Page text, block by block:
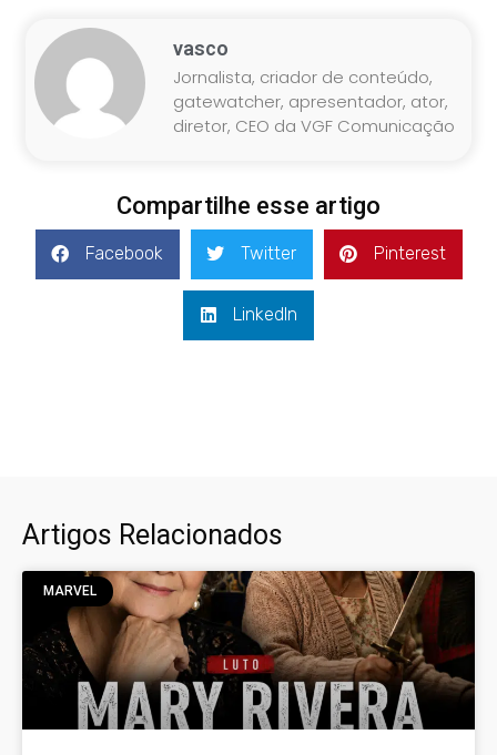
vasco
Jornalista, criador de conteúdo,
gatewatcher, apresentador, ator,
diretor, CEO da VGF Comunicação
Compartilhe esse artigo
Facebook Twitter Pinterest
LinkedIn
Artigos Relacionados
MARVEL